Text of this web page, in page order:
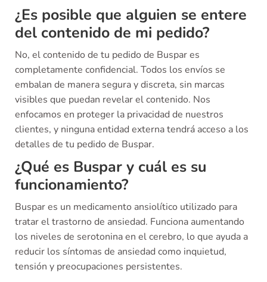
¿Es posible que alguien se entere
del contenido de mi pedido?
No, el contenido de tu pedido de Buspar es
completamente confidencial. Todos los envíos se
embalan de manera segura y discreta, sin marcas
visibles que puedan revelar el contenido. Nos
enfocamos en proteger la privacidad de nuestros
clientes, y ninguna entidad externa tendrá acceso a los
detalles de tu pedido de Buspar.
¿Qué es Buspar y cuál es su
funcionamiento?
Buspar es un medicamento ansiolítico utilizado para
tratar el trastorno de ansiedad. Funciona aumentando
los niveles de serotonina en el cerebro, lo que ayuda a
reducir los síntomas de ansiedad como inquietud,
tensión y preocupaciones persistentes.